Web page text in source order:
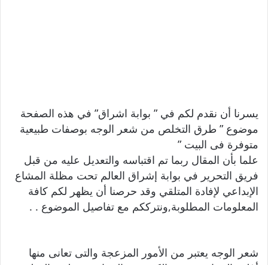
يسرنا أن نقدم لكم في ” بوابة اشراق” في هذه الصفحة
موضوع ” طرق التخلص من شعر الوجه بوصفات طبيعية
متوفرة فى البيت ”
علما بأن المقال ربما تم اقتباسه والتعديل عليه من قبل
فريق التحرير في بوابة إشراق العالم تحت مظلة المشاع
الإبداعي لإفادة المتلقي وقد حرصنا أن يظهر لكم كافة
المعلومات المطلوبة,ونترككم مع تفاصيل الموضوع . .
شعر الوجه يعتبر من الأمور المزعجة والتى تعانى منها